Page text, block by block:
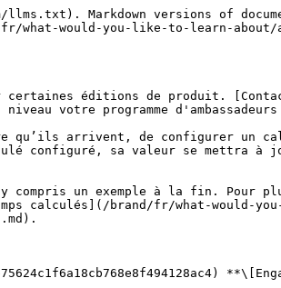
Markdown versions of
would-you-like-to-learn-about/
certaines éditions de produit.
votre programme
qu’ils arrivent, de configurer un
sa valeur se mettra à jour
compris un exemple à la fin. Pour
brand/fr/what-would-you-